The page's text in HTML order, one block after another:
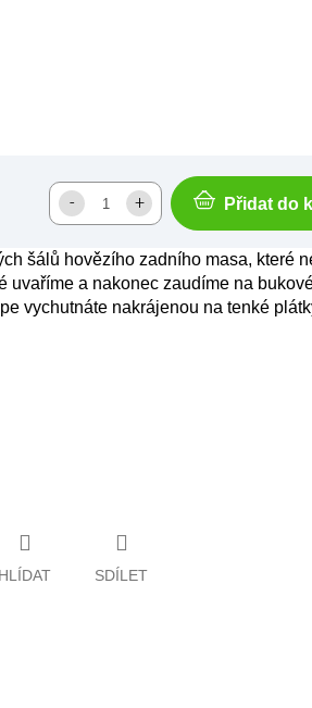
Přidat do
šálů hovězího zadního masa, které
uvaříme a nakonec zaudíme na
vychutnáte nakrájenou na tenké
HLÍDAT SDÍLET